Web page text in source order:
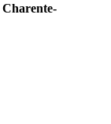
Charente-